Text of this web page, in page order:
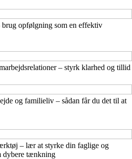
opfølgning som en effektiv
– styrk klarhed og tillid
og familieliv – sådan får du det til at
– lær at styrke din faglige og
dybere tænkning